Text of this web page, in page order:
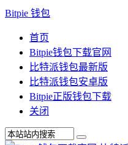
Bitpie 钱包
首页
Bitpie钱包下载官网
比特派钱包最新版
比特派钱包安卓版
Bitpie正版钱包下载
关闭